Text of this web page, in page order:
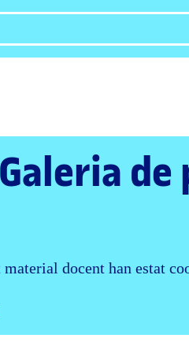
de
docent han estat